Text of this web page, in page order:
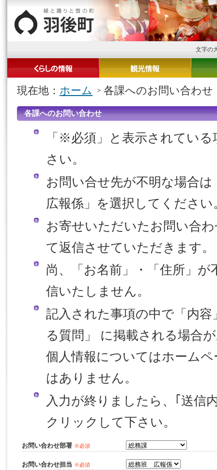
文字の
現在地： ホーム 各課へのお問い合わせ
各課へのお問い合わせ
「※必須」と表示されてい
さい。
お問い合せ先が不明な場合
広報係」を選択してください
お寄せいただいたお問い合
て返信させていただきます。
尚、「お名前」・「住所」
信いたしません。
記入された事項の中で「内
る質問」 に掲載される場合
個人情報についてはホーム
はありません。
入力が終りましたら、｢送信
クリックして下さい。
お問い合わせ部署 ※必須
お問い合わせ担当 ※必須